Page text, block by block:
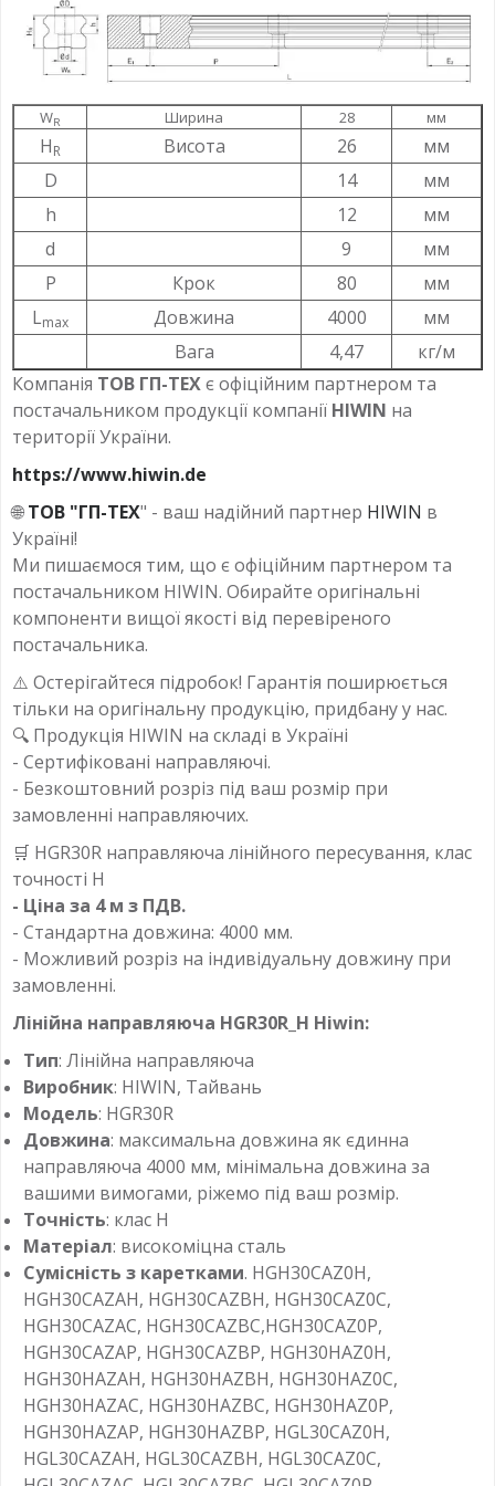
WR Ширина 28 мм
HR Висота 26
мм
D
14
мм
h
12
мм
d
9
мм
P
Крок 80
мм
Lmax Довжина 4000
мм
Вага
4,47
кг/м
Компанія ТОВ ГП-ТЕХє офіційним партнером та
постачальником продукції компанії HIWIN на
території України.
https://www.hiwin.de
🌐ТОВ "ГП-ТЕХ" - ваш надійний партнер HIWIN в
Україні!
Ми пишаємося тим, що є офіційним партнером та
постачальником HIWIN. Обирайте оригінальні
компоненти вищої якості від перевіреного
постачальника.
⚠️ Остерігайтеся підробок! Гарантія поширюється
тільки на оригінальну продукцію, придбану у нас.
🔍 Продукція HIWIN на складі в Україні
- Сертифіковані направляючі.
- Безкоштовний розріз під ваш розмір при
замовленні направляючих.
🛒 HGR30R направляюча лінійного пересування, клас
точності H
- Ціна за 4 м з ПДВ.
- Стандартна довжина: 4000 мм.
- Можливий розріз на індивідуальну довжину при
замовленні.
Лінійна направляюча HGR30R_H Hiwin:
Тип: Лінійна направляюча
Виробник: HIWIN, Тайвань
Модель: HGR30R
Довжина: максимальна довжина як єдинна
направляюча 4000 мм, мінімальна довжина за
вашими вимогами, ріжемо під ваш розмір.
Точність: клас H
Матеріал: високоміцна сталь
Сумісність з каретками. HGH30CAZ0H,
HGH30CAZAH, HGH30CAZBH, HGH30CAZ0C,
HGH30CAZAC, HGH30CAZBC,HGH30CAZ0P,
HGH30CAZAP, HGH30CAZBP, HGH30HAZ0H,
HGH30HAZAH, HGH30HAZBH, HGH30HAZ0C,
HGH30HAZAC, HGH30HAZBC, HGH30HAZ0P,
HGH30HAZAP, HGH30HAZBP, HGL30CAZ0H,
HGL30CAZAH, HGL30CAZBH, HGL30CAZ0C,